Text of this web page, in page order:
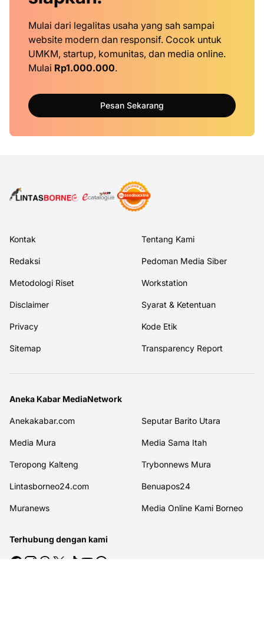
Mulai dari legalitas usaha yang sah sampai
website modern dan responsif. Cocok untuk
UMKM, startup, komunitas, dan media online.
Mulai Rp1.000.000.
Pesan Sekarang
Kontak Tentang Kami
Redaksi Pedoman Media Siber
Metodologi Riset Workstation
Disclaimer Syarat & Ketentuan
Privacy Kode Etik
Sitemap Transparency Report
Aneka Kabar MediaNetwork
Anekakabar.com Seputar Barito Utara
Media Mura Media Sama Itah
Teropong Kalteng Trybonnews Mura
Lintasborneo24.com Benuapos24
Muranews Media Online Kami Borneo
Terhubung dengan kami